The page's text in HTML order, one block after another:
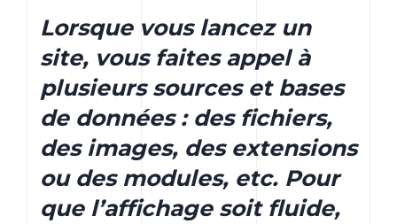
Lorsque vous lancez un
site, vous faites appel à
plusieurs sources et bases
de données : des fichiers,
des images, des extensions
ou des modules, etc. Pour
que l’affichage soit fluide,